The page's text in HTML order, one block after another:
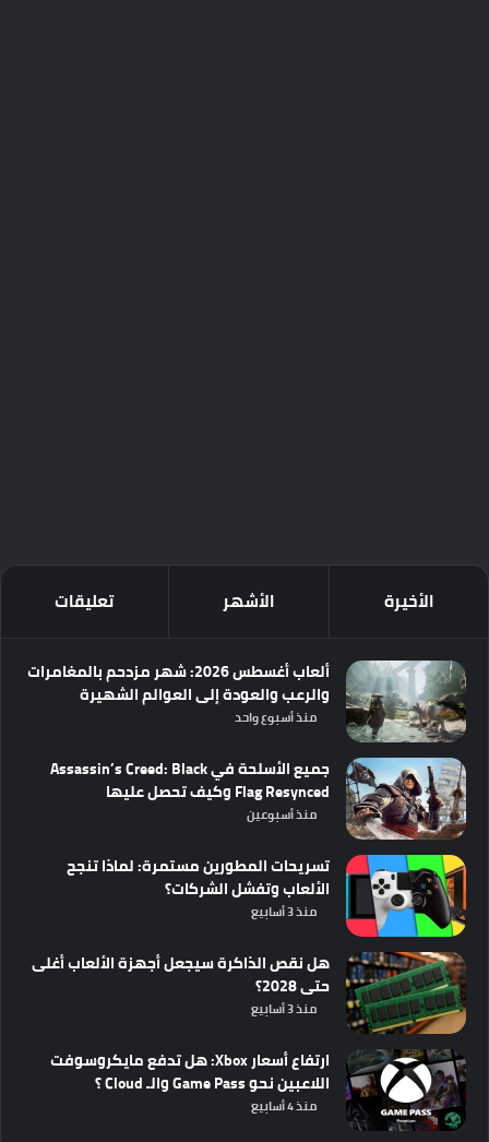
الأخيرة الأشهر تعليقات
ألعاب أغسطس 2026: شهر مزدحم بالمغامرات
والرعب والعودة إلى العوالم الشهيرة
منذ أسبوع واحد
جميع الأسلحة في Assassin’s Creed: Black
Flag Resynced وكيف تحصل عليها
منذ أسبوعين
تسريحات المطورين مستمرة: لماذا تنجح
الألعاب وتفشل الشركات؟
منذ 3 أسابيع
هل نقص الذاكرة سيجعل أجهزة الألعاب أغلى
حتى 2028؟
منذ 3 أسابيع
ارتفاع أسعار Xbox: هل تدفع مايكروسوفت
اللاعبين نحو Game Pass والـ Cloud ؟
منذ 4 أسابيع